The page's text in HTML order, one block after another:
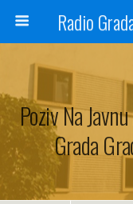
Poziv Na
Grada